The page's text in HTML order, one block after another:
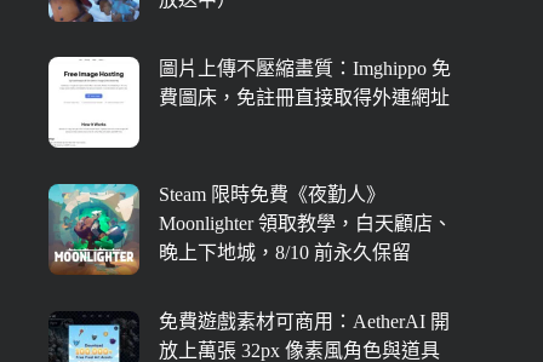
圖片上傳不壓縮畫質：Imghippo 免
費圖床，免註冊直接取得外連網址
Steam 限時免費《夜勤人》
Moonlighter 領取教學，白天顧店、
晚上下地城，8/10 前永久保留
免費遊戲素材可商用：AetherAI 開
放上萬張 32px 像素風角色與道具